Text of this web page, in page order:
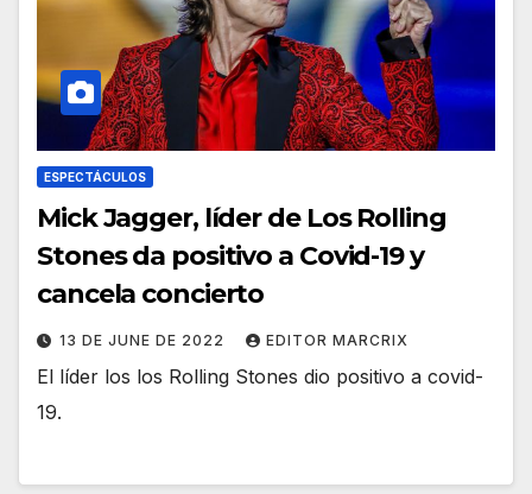
ESPECTÁCULOS
Mick Jagger, líder de Los Rolling
Stones da positivo a Covid-19 y
cancela concierto
13 DE JUNE DE 2022 EDITOR MARCRIX
El líder los los Rolling Stones dio positivo a covid-
19.